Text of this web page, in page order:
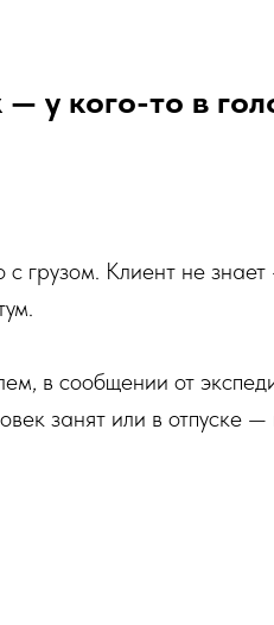
у кого-то в
грузом. Клиент не
в сообщении от
занят или в отпуске